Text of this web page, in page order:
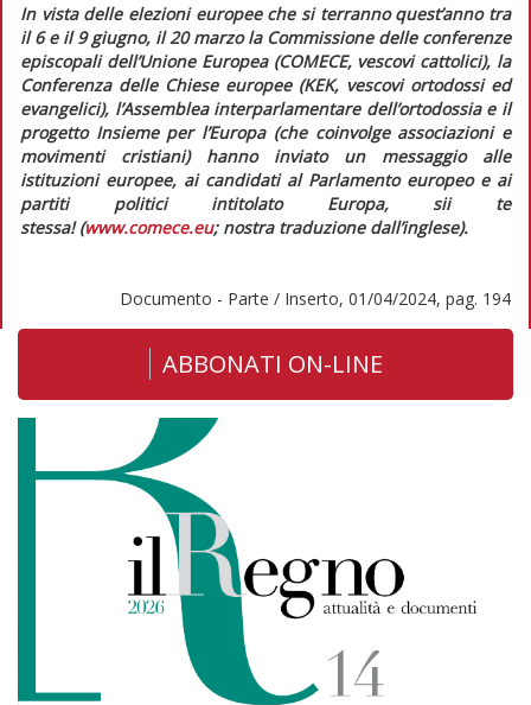
In vista delle elezioni europee che si terranno quest’anno tra
il 6 e il 9 giugno, il 20 marzo la Commissione delle conferenze
episcopali dell’Unione Europea (COMECE, vescovi cattolici), la
Conferenza delle Chiese europee (KEK, vescovi ortodossi ed
evangelici), l’Assemblea interparlamentare dell’ortodossia e il
progetto Insieme per l’Europa (che coinvolge associazioni e
movimenti cristiani) hanno inviato un messaggio alle
istituzioni europee, ai candidati al Parlamento europeo e ai
partiti politici intitolato Europa, sii te
stessa!(www.comece.eu; nostra traduzione dall’inglese).
Documento - Parte / Inserto, 01/04/2024, pag. 194
ABBONATI ON-LINE